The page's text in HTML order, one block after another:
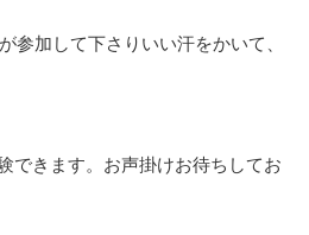
参加して下さりいい汗をかいて、
できます。お声掛けお待ちしてお